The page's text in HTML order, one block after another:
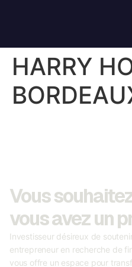
HARRY
Vous
vous avez un
Investisseur désireux de
entrepreneur en recherche de
vous offre un espace pour